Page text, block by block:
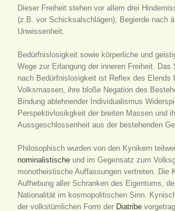
Dieser Freiheit stehen vor allem drei
(z.B. vor Schicksalschlägen), Begierde nach
Unwissenheit.
Bedürfnislosigkeit sowie körperliche und
Wege zur Erlangung der inneren Freiheit. Das
nach Bedürfnislosigkeit ist Reflex des Elends
Volksmassen, ihre bloße Negation des
Bindung ablehnender Individualismus
Perspektivlosikgkeit der breiten Massen und
Aussgeschlossenheit aus der bestehenden
Philosophisch wurden von den Kynikern
nominalistische und im Gegensatz zum
monotheistische Auffassungen vertreten. Die
Aufhebung aller Schranken des Eigentums,
Nationalität im kosmopolitischen Sinn.
der volkstümlichen Form der Diatribe